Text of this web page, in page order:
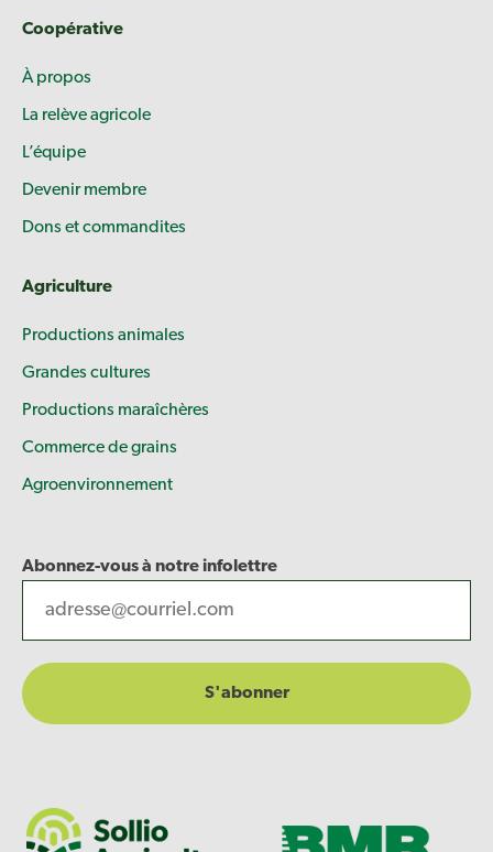
Coopérative
À propos
La relève agricole
L’équipe
Devenir membre
Dons et commandites
Agriculture
Productions animales
Grandes cultures
Productions maraîchères
Commerce de grains
Agroenvironnement
Abonnez-vous à notre infolettre